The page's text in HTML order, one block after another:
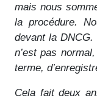
mais nous
la procédure.
devant la
n’est pas
terme,
Cela fait deux